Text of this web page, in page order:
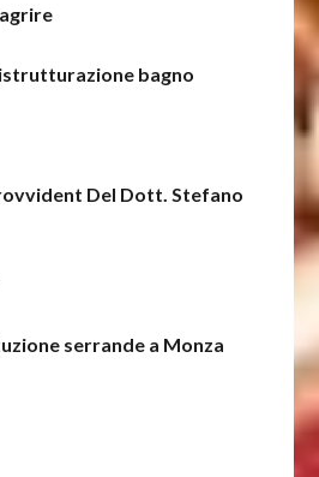
bagno
Del Dott. Stefano
serrande a Monza